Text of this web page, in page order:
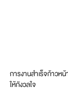
การงานสำเร็จก้าวห
ให้กังวลใจ